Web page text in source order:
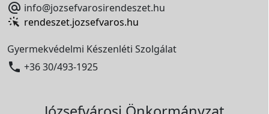
 info@jozsefvarosirendeszet.hu
rendeszet.jozsefvaros.hu
Gyermekvédelmi Készenléti Szolgálat
 +36 30/493-1925